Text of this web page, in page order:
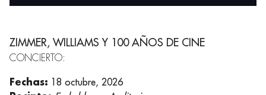
ZIMMER, WILLIAMS Y 100 AÑOS DE CINE
CONCIERTO:
Fechas: 18 octubre, 2026